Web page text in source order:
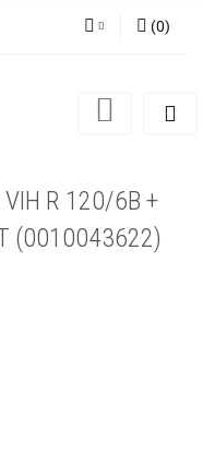
Zarejestruj się
(0)
R 120/6B +
(0010043622)